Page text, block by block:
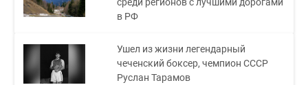
среди регионов с лучшими дорогами
в РФ
Ушел из жизни легендарный
чеченский боксер, чемпион СССР
Руслан Тарамов